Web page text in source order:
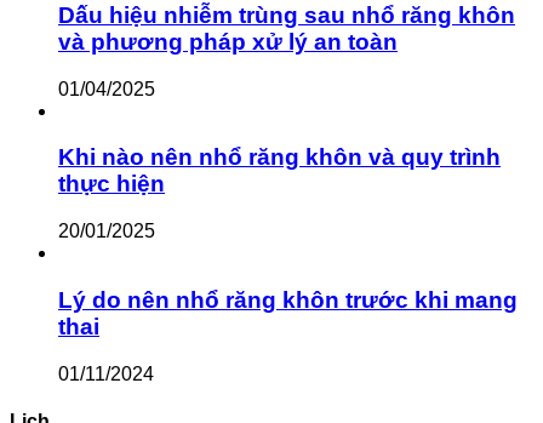
Dấu hiệu nhiễm trùng sau nhổ răng khôn
và phương pháp xử lý an toàn
01/04/2025
Khi nào nên nhổ răng khôn và quy trình
thực hiện
20/01/2025
Lý do nên nhổ răng khôn trước khi mang
thai
01/11/2024